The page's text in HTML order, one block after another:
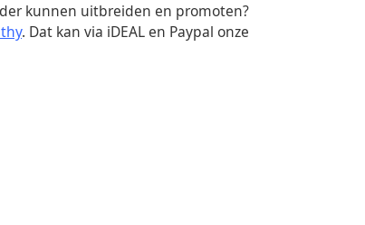
kunnen uitbreiden en promoten?
. Dat kan via iDEAL en Paypal onze